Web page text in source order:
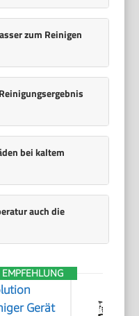
zum Reinigen
bei kaltem
auch die
EMPFEHLUNG
Gerät